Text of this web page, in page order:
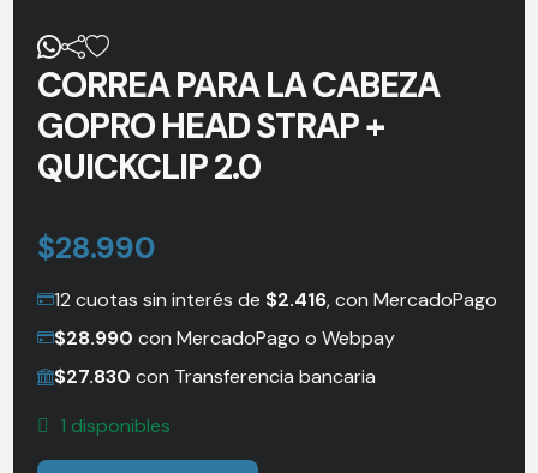
CORREA PARA LA CABEZA
GOPRO HEAD STRAP +
QUICKCLIP 2.0
$28.990
12 cuotas sin interés de $2.416, con MercadoPago
$28.990 con MercadoPago o Webpay
$27.830 con Transferencia bancaria
1 disponibles